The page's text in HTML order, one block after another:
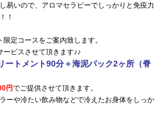
易いので、アロマセラピーでしっかりと免疫力
！
定コースをご案内致します。
ビスさせて頂きます♪♪
ートメント90分＋海泥パック2ヶ所（脊
円でご提供させて頂きます。
ーや冷たい飲み物などで冷えたお身体をしっか